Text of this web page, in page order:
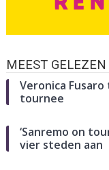
MEEST GELEZEN
Veronica
tournee
‘Sanremo on
vier steden aan